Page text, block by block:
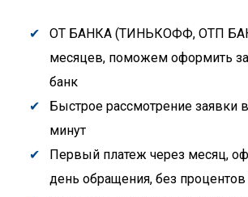
ОТ БАНКА (ТИНЬКОФФ, ОТП
месяцев, поможем оформить
банк
Быстрое рассмотрение заявки
минут
Первый платеж через месяц,
день обращения, без процентов